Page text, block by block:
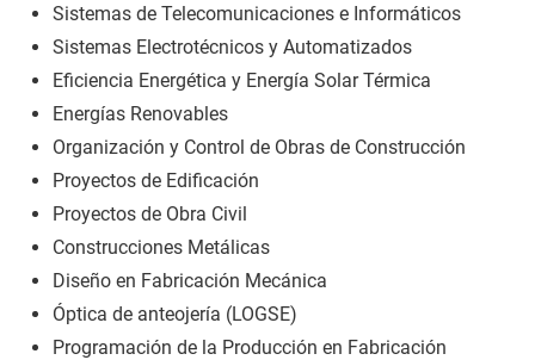
Sistemas de Telecomunicaciones e Informáticos
Sistemas Electrotécnicos y Automatizados
Eficiencia Energética y Energía Solar Térmica
Energías Renovables
Organización y Control de Obras de Construcción
Proyectos de Edificación
Proyectos de Obra Civil
Construcciones Metálicas
Diseño en Fabricación Mecánica
Óptica de anteojería (LOGSE)
Programación de la Producción en Fabricación